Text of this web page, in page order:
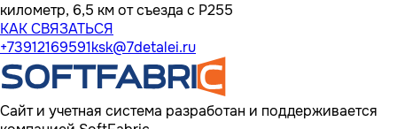
километр, 6,5 км от съезда с Р255
КАК СВЯЗАТЬСЯ
+73912169591ksk@7detalei.ru
Сайт и учетная система разработан и поддерживается